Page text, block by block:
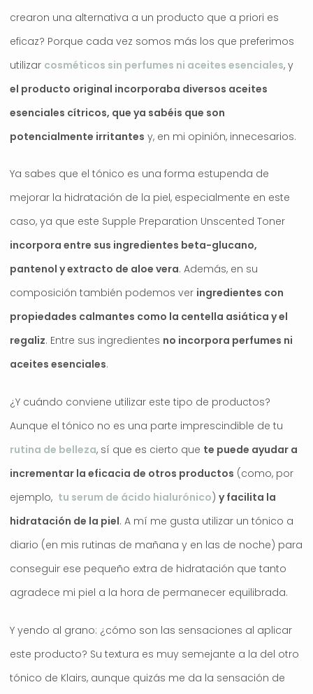
crearon una alternativa a un producto que a priori es
eficaz? Porque cada vez somos más los que preferimos
utilizar cosméticos sin perfumes ni aceites esenciales, y
el producto original incorporaba diversos aceites
esenciales cítricos, que ya sabéis que son
potencialmente irritantes y, en mi opinión, innecesarios.
Ya sabes que el tónico es una forma estupenda de
mejorar la hidratación de la piel, especialmente en este
caso, ya que este Supple Preparation Unscented Toner
incorpora entre sus ingredientes beta-glucano,
pantenol y extracto de aloe vera. Además, en su
composición también podemos ver ingredientes con
propiedades calmantes como la centella asiática y el
regaliz. Entre sus ingredientes no incorpora perfumes ni
aceites esenciales.
¿Y cuándo conviene utilizar este tipo de productos?
Aunque el tónico no es una parte imprescindible de tu
rutina de belleza, sí que es cierto que te puede ayudar a
incrementar la eficacia de otros productos (como, por
ejemplo, tu serum de ácido hialurónico) y facilita la
hidratación de la piel. A mí me gusta utilizar un tónico a
diario (en mis rutinas de mañana y en las de noche) para
conseguir ese pequeño extra de hidratación que tanto
agradece mi piel a la hora de permanecer equilibrada.
Y yendo al grano: ¿cómo son las sensaciones al aplicar
este producto? Su textura es muy semejante a la del otro
tónico de Klairs, aunque quizás me da la sensación de